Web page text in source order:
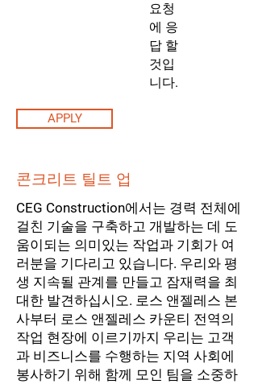
요청
에 응
답 할
것입
니다.
APPLY
콘크리트 틸트 업
CEG Construction에서는 경력 전체에
걸친 기술을 구축하고 개발하는 데 도
움이되는 의미있는 작업과 기회가 여
러분을 기다리고 있습니다. 우리와 평
생 지속될 관계를 만들고 잠재력을 최
대한 발견하십시오. 로스 앤젤레스 본
사부터 로스 앤젤레스 카운티 전역의
작업 현장에 이르기까지 우리는 고객
과 비즈니스를 수행하는 지역 사회에
봉사하기 위해 함께 모인 팀을 소중하